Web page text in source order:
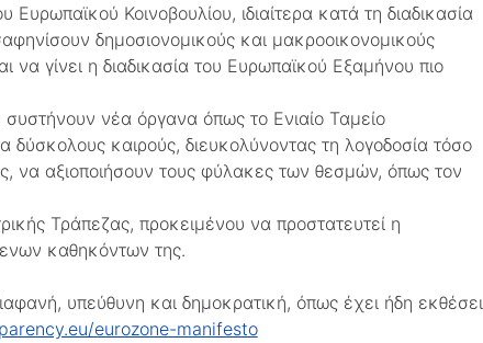
Κοινοβουλίου, ιδιαίτερα κατά τη διαδικασία
δημοσιονομικούς και μακροοικονομικούς
να γίνει η διαδικασία του Ευρωπαϊκού Εξαμήνου πιο
νέα όργανα όπως το Ενιαίο Ταμείο
δύσκολους καιρούς, διευκολύνοντας τη λογοδοσία τόσο
να αξιοποιήσουν τους φύλακες των θεσμών, όπως τον
Τράπεζας, προκειμένου να προστατευτεί η
καθηκόντων της.
υπεύθυνη και δημοκρατική, όπως έχει ήδη εκθέσει
eurozone-manifesto